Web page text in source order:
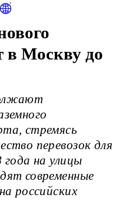
в Москву до
стремясь
перевозок для
на улицы
современные
российских